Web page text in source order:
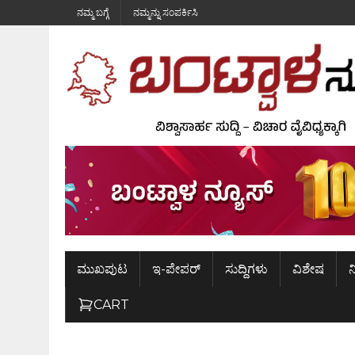
ನಮ್ಮ ಬಗ್ಗೆ ನಮ್ಮನ್ನು ಸಂಪರ್ಕಿಸಿ
ಮುಖಪುಟ ಇ-ಪೇಪರ್ ಸುದ್ದಿಗಳು ವಿಶೇಷ
CART